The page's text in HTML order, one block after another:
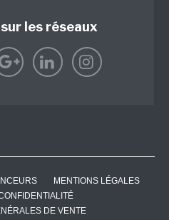
les réseaux
MENTIONS LÉGALES
DE VENTE